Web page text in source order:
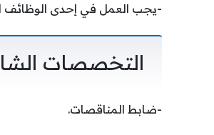
-يجب العمل في إحدى الوظائف
التخصصات
-ضابط المناقصات.